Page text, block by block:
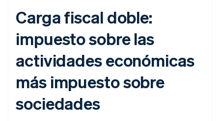
Carga fiscal doble:
impuesto sobre las
actividades económicas
más impuesto sobre
sociedades